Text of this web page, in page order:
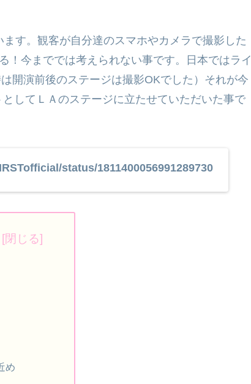
す。観客が自分達のスマホやカメラで撮影した
！今まででは考えられない事です。日本ではライ
開演前後のステージは撮影OKでした）それが今
してＬＡのステージに立たせていただいた事で
status/1811400056991289730
め